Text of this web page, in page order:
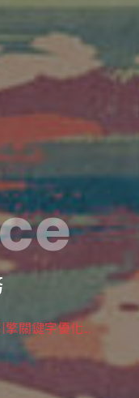
擎關鍵字優化...